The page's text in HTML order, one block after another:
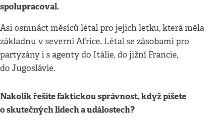
spolupracoval.
Asi osmnáct měsíců létal pro jejich letku, která měla
základnu v severní Africe. Létal se zásobami pro
partyzány i s agenty do Itálie, do jižní Francie,
do Jugoslávie.
Nakolik řešíte faktickou správnost, když píšete
o skutečných lidech a událostech?